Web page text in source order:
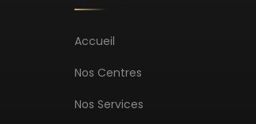
Accueil
Nos Centres
Nos Services